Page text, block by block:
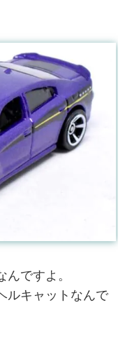
ですよ。
ルキャットなんで